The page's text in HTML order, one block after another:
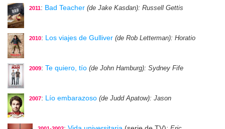
2011: Bad Teacher (de Jake Kasdan): Russell Gettis
2010: Los viajes de Gulliver (de Rob Letterman): Horatio
2009: Te quiero, tío (de John Hamburg): Sydney Fife
2007: Lío embarazoso (de Judd Apatow): Jason